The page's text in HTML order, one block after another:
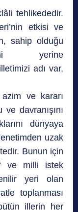
tehlikededir.
etkisi ve
sahip olduğu
yerine
adı var,
ve kararı
davranışını
dünyaya
uzak
Bunun için
ve milli istek
yeri olan
toplanması
illerin her